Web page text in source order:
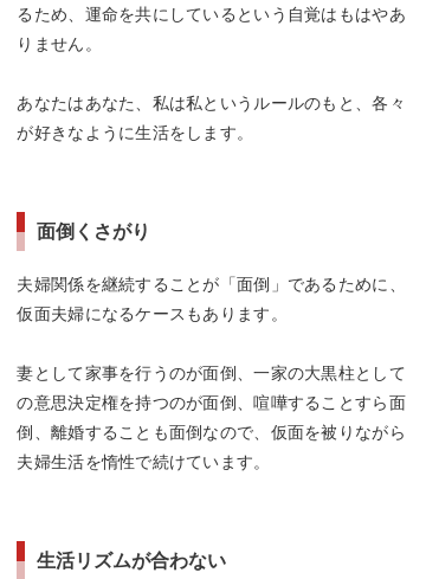
るため、運命を共にしているという自覚はもはやあ
りません。
あなたはあなた、私は私というルールのもと、各々
が好きなように生活をします。
面倒くさがり
夫婦関係を継続することが「面倒」であるために、
仮面夫婦になるケースもあります。
妻として家事を行うのが面倒、一家の大黒柱として
の意思決定権を持つのが面倒、喧嘩することすら面
倒、離婚することも面倒なので、仮面を被りながら
夫婦生活を惰性で続けています。
生活リズムが合わない